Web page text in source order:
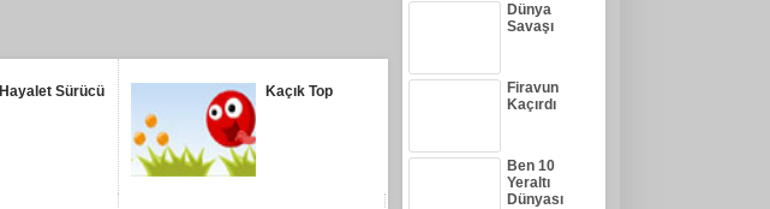
Hayalet Sürücü Kaçık Top
Dünya
Savaşı
Firavun
Kaçırdı
Ben 10
Yeraltı
Dünyası